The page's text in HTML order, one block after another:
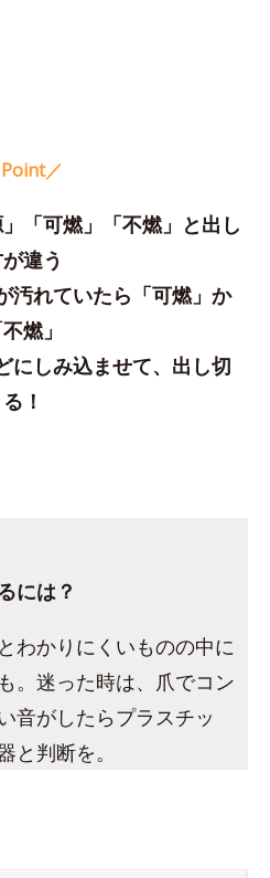
／
「可燃」「不燃」と出し
違う
汚れていたら「可燃」か
不燃」
にしみ込ませて、出し切
る！
には？
わかりにくいものの中に
。迷った時は、爪でコン
音がしたらプラスチッ
と判断を。